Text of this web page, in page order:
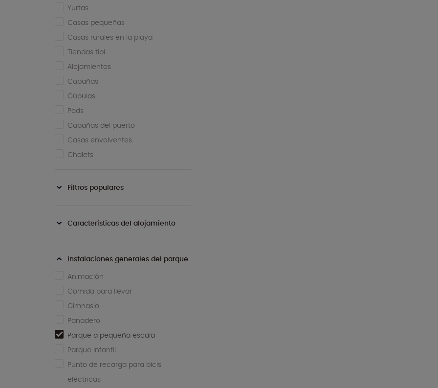
Yurtas
Casas pequeñas
Casas rurales en la playa
Tiendas tipi
Alojamientos
Cabañas
Cúpulas
Pods
Cabañas del puerto
Casas envolventes
Chalets
Filtros populares
Características del alojamiento
Instalaciones generales del parque
Animación
Comida para llevar
Gimnasio
Panadero
Parque a pequeña escala
Parque infantil
Punto de recarga para bicis
eléctricas